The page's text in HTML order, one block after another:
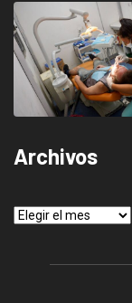
Archivos
Archivos